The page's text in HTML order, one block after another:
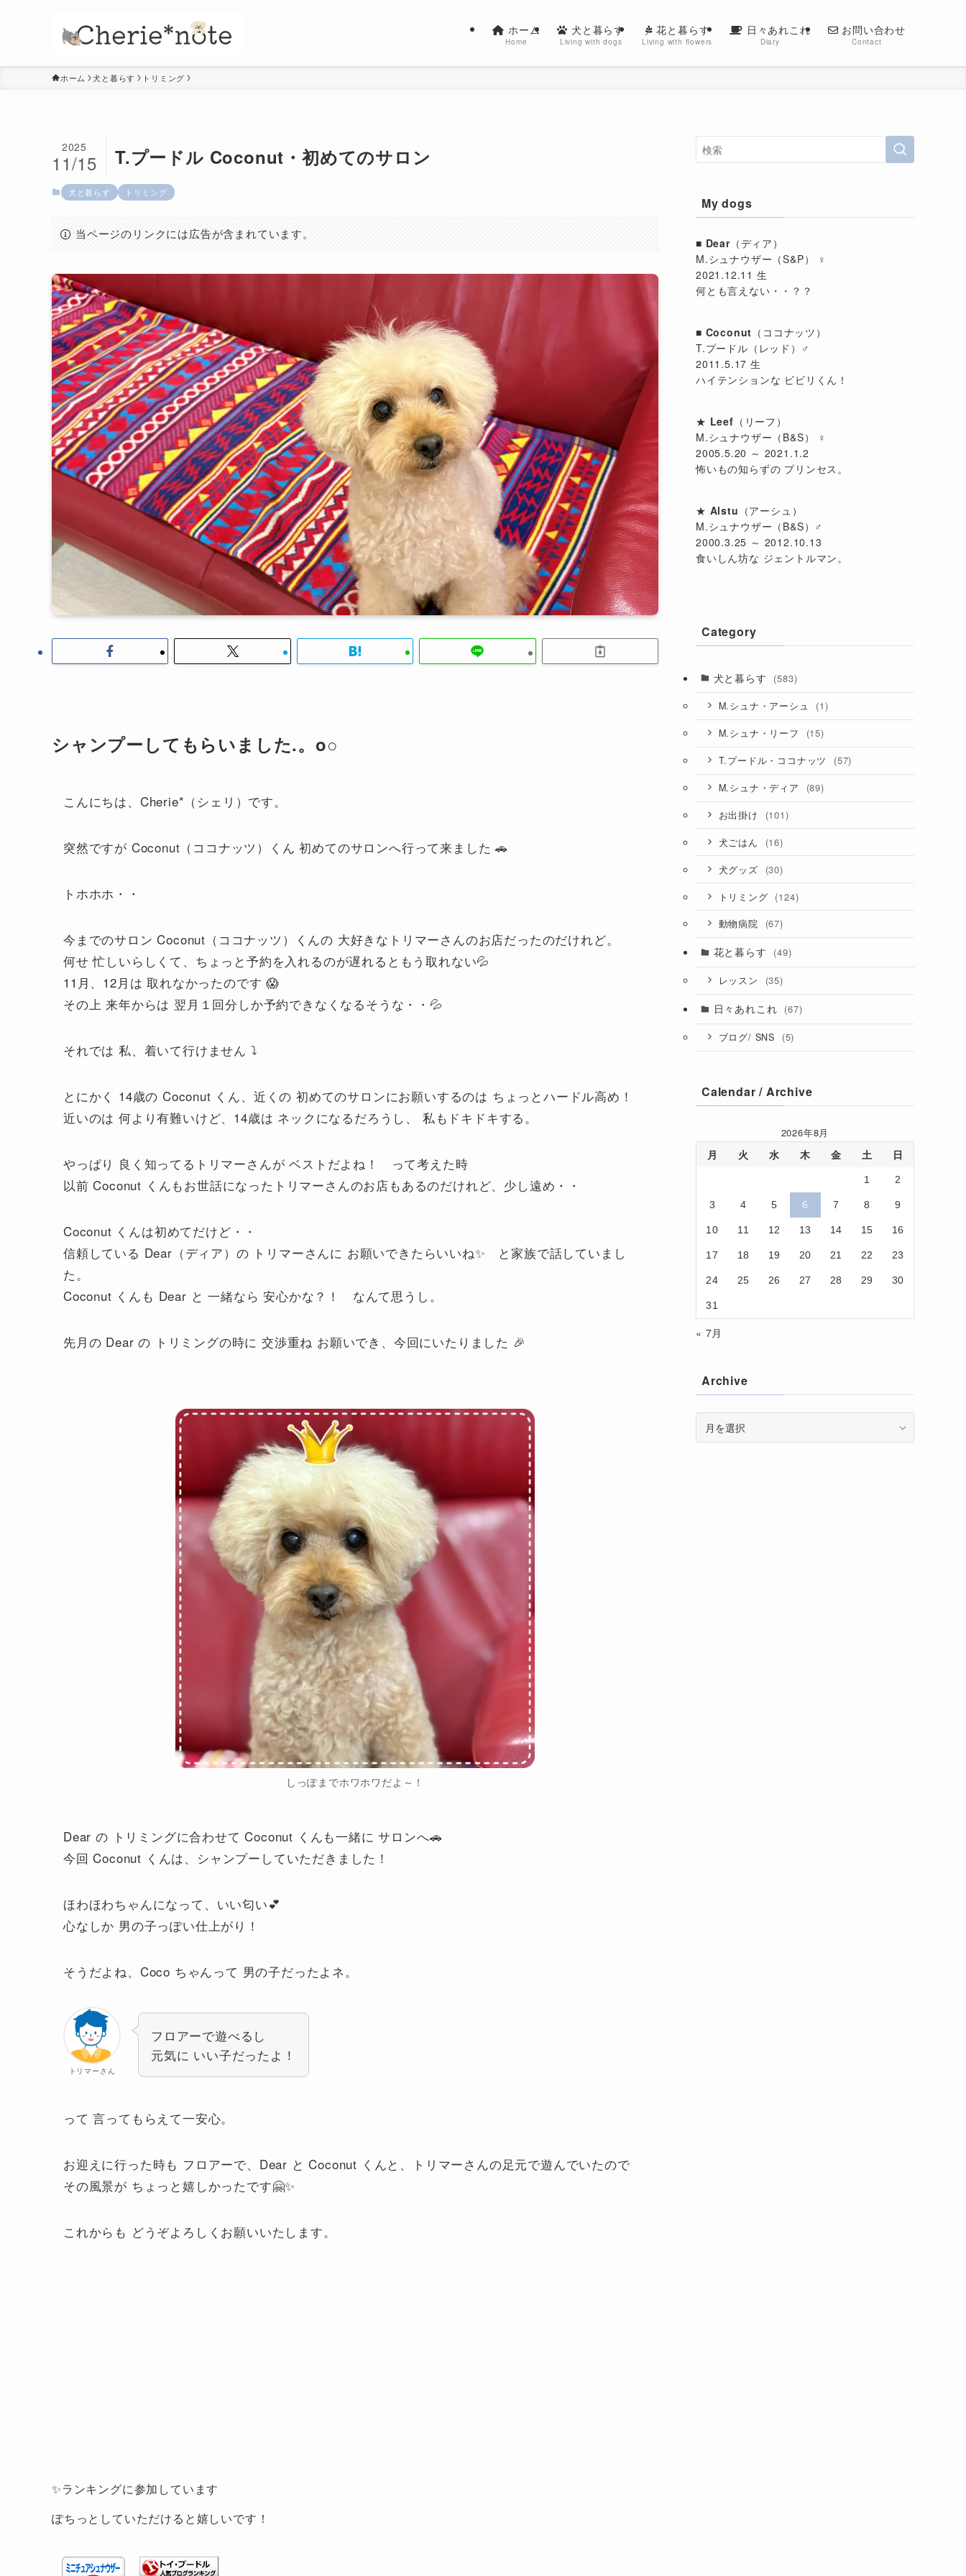
ホーム
Home
犬と暮らす
Living with dogs
花と暮らす
Living with flowers
日々あれこれ
Diary
お問い合わせ
Contact
ホーム 犬と暮らす トリミング
T.プードル Coconut・初めてのサロン
2025
11/15
犬と暮らす トリミング
当ページのリンクには広告が含まれています。
シャンプーしてもらいました.。o○
こんにちは、Cherie*（シェリ）です。
突然ですが Coconut（ココナッツ）くん 初めてのサロンへ行って来ました 🚗
トホホホ・・
今までのサロン Coconut（ココナッツ）くんの 大好きなトリマーさんのお店だったのだけれど。
何せ 忙しいらしくて、ちょっと予約を入れるのが遅れるともう取れない💦
11月、12月は 取れなかったのです 😱
その上 来年からは 翌月１回分しか予約できなくなるそうな・・💦
それでは 私、着いて行けません ⤵
とにかく 14歳の Coconut くん、近くの 初めてのサロンにお願いするのは ちょっとハードル高め！
近いのは 何より有難いけど、14歳は ネックになるだろうし、 私もドキドキする。
やっぱり 良く知ってるトリマーさんが ベストだよね！ って考えた時
以前 Coconut くんもお世話になったトリマーさんのお店もあるのだけれど、少し遠め・・
Coconut くんは初めてだけど・・
信頼している Dear（ディア）の トリマーさんに お願いできたらいいね✨ と家族で話していまし
た。
Coconut くんも Dear と 一緒なら 安心かな？！ なんて思うし。
先月の Dear の トリミングの時に 交渉重ね お願いでき、今回にいたりました 🎉
しっぽまでホワホワだよ～！
Dear の トリミングに合わせて Coconut くんも一緒に サロンへ🚗
今回 Coconut くんは、シャンプーしていただきました！
ほわほわちゃんになって、いい匂い💕
心なしか 男の子っぽい仕上がり！
そうだよね、Coco ちゃんって 男の子だったよネ。
トリマーさん
フロアーで遊べるし
元気に いい子だったよ！
って 言ってもらえて一安心。
お迎えに行った時も フロアーで、Dear と Coconut くんと、トリマーさんの足元で遊んでいたので
その風景が ちょっと嬉しかったです🤗✨
これからも どうぞよろしくお願いいたします。
✨ランキングに参加しています
ぽちっとしていただけると嬉しいです！
My dogs
■ Dear（ディア）
M.シュナウザー（S&P） ♀
2021.12.11 生
何とも言えない・・？？
■ Coconut （ココナッツ）
T.プードル（レッド）♂
2011.5.17 生
ハイテンションな ビビリくん！
★ Leef （リーフ）
M.シュナウザー（B&S） ♀
2005.5.20 ～ 2021.1.2
怖いもの知らずの プリンセス。
★ Alstu （アーシュ）
M.シュナウザー（B&S）♂
2000.3.25 ～ 2012.10.13
食いしん坊な ジェントルマン。
Category
犬と暮らす (583)
M.シュナ・アーシュ (1)
M.シュナ・リーフ (15)
T.プードル・ココナッツ (57)
M.シュナ・ディア (89)
お出掛け (101)
犬ごはん (16)
犬グッズ (30)
トリミング (124)
動物病院 (67)
花と暮らす (49)
レッスン (35)
日々あれこれ (67)
ブログ/ SNS (5)
Calendar / Archive
2026年8月
月 火 水 木 金 土 日
1 2
3 4 5 6 7 8 9
10 11 12 13 14 15 16
17 18 19 20 21 22 23
24 25 26 27 28 29 30
31
« 7月
Archive
Archive